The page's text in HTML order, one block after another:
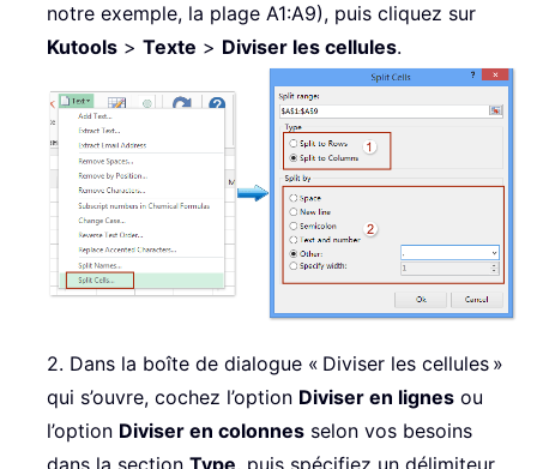
notre exemple, la plage A1:A9), puis cliquez sur
Kutools > Texte > Diviser les cellules.
2. Dans la boîte de dialogue « Diviser les cellules »
qui s’ouvre, cochez l’option Diviser en lignes ou
l’option Diviser en colonnes selon vos besoins
dans la section Type, puis spécifiez un délimiteur